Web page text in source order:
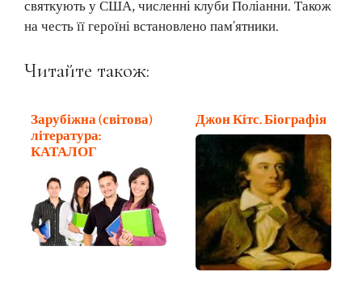
святкують у США, численні клуби Поліанни. Також
на честь її героїні встановлено пам’ятники.
Читайте також:
Зарубіжна (світова)
література:
КАТАЛОГ
Джон Кітс. Біографія